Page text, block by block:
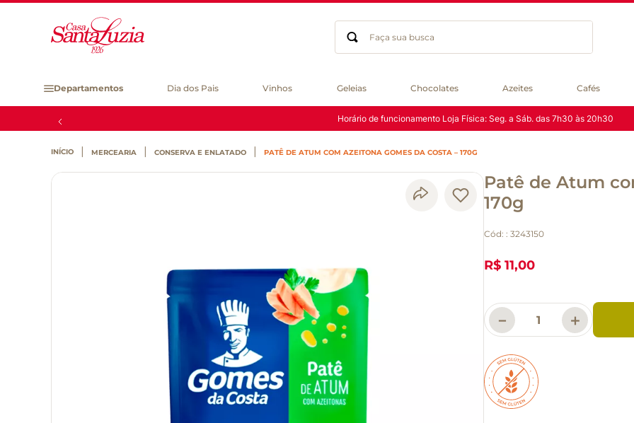
Faça sua busca
Departamentos Dia dos Pais Vinhos Geleias Chocolates Azeites Cafés
Horário de funcionamento Loja Física: Seg. a Sáb. das 7h30 às 20h30
MERCEARIA CONSERVA E ENLATADO PATÊ DE ATUM COM AZEITONA GOMES DA COSTA – 170G
Patê de Atum
170g
Cód: : 3243150
R$ 11,00
＋
－
gluten
chá
queijo